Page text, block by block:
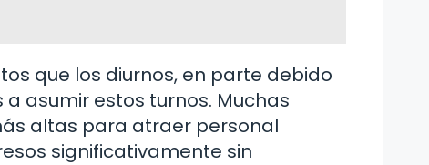
que los diurnos, en parte debido
asumir estos turnos. Muchas
altas para atraer personal
significativamente sin